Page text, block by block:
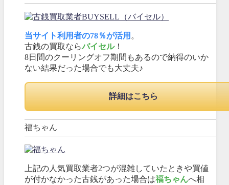
当サイト利用者の78％が活用 。
古銭の買取ならバイセル！
8日間のクーリングオフ期間もあるので納得のいか
ない結果だった場合でも大丈夫♪
詳細はこちら
福ちゃん
上記の人気買取業者2つが混雑していたときや買値
が付かなかった古銭があった場合は福ちゃんへ相